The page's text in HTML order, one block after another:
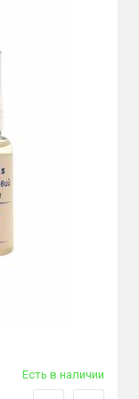
Есть в наличии